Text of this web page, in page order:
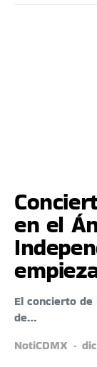
en el
El concierto de
de…
NotiCDMX